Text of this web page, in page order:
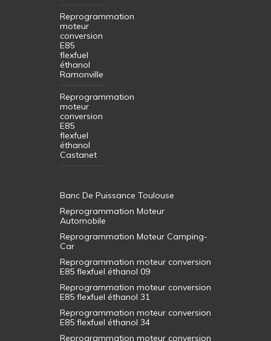
Reprogrammation
moteur
conversion
E85
flexfuel
éthanol
Ramonville
Reprogrammation
moteur
conversion
E85
flexfuel
éthanol
Castanet
Banc De Puissance Toulouse
Reprogrammation Moteur
Automobile
Reprogrammation Moteur Camping-
Car
Reprogrammation moteur conversion
E85 flexfuel éthanol 09
Reprogrammation moteur conversion
E85 flexfuel éthanol 31
Reprogrammation moteur conversion
E85 flexfuel éthanol 34
Reprogrammation moteur conversion